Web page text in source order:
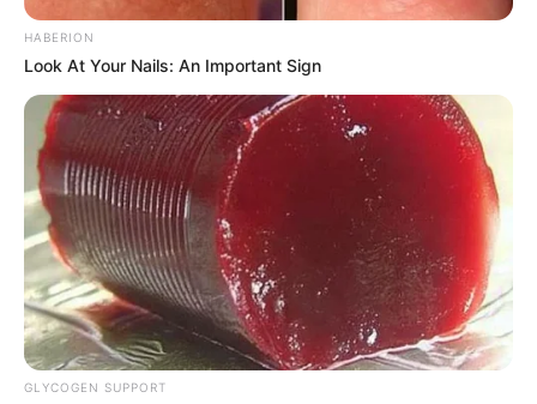
Como fazer em casa
HABERION
Look At Your Nails: An Important Sign
GLYCOGEN SUPPORT